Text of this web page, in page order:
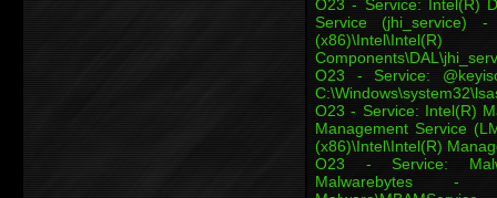
O23 - Service: Intel(R)
Service (jhi_service)
O23 - Service:
O23 - Service: Intel(R)
Management Service
(x86)\Intel\Intel(R)
O23 - Service:
Malwarebytes -